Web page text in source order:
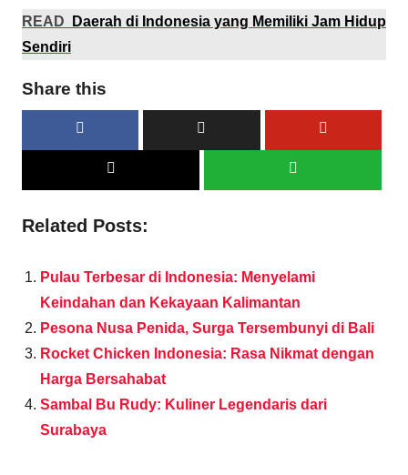
READ
Daerah di Indonesia yang Memiliki Jam Hidup
Sendiri
Share this
Related Posts:
Pulau Terbesar di Indonesia: Menyelami
Keindahan dan Kekayaan Kalimantan
Pesona Nusa Penida, Surga Tersembunyi di Bali
Rocket Chicken Indonesia: Rasa Nikmat dengan
Harga Bersahabat
Sambal Bu Rudy: Kuliner Legendaris dari
Surabaya